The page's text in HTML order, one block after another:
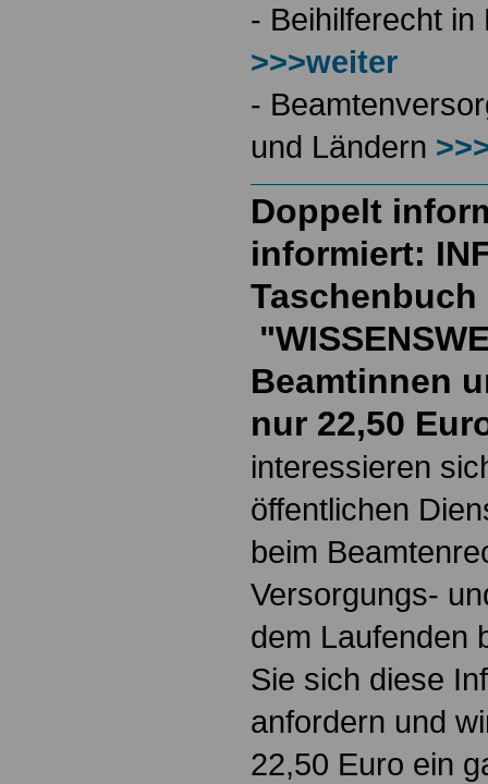
- Beihilferecht
>>>weiter
-
und Ländern
Doppelt
informiert:
Taschenbuch
Beamtinnen
nur 22,50
interessieren
öffentlichen
beim
Versorgungs-
dem Laufenden
Sie sich diese
anfordern und
22,50 Euro ein